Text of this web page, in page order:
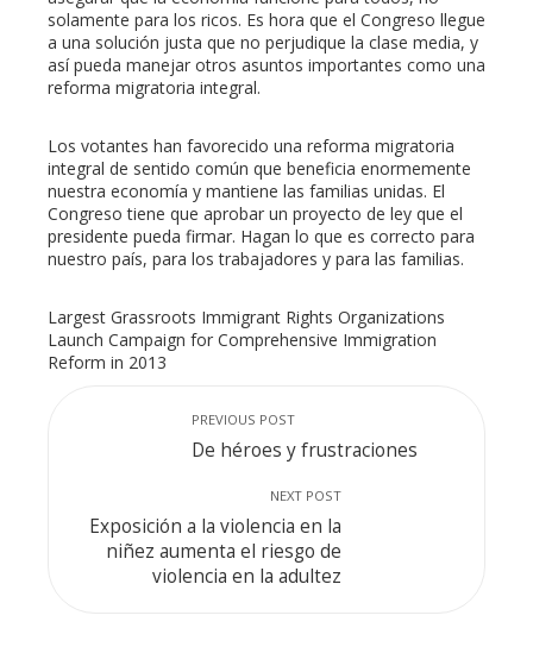
solamente para los ricos. Es hora que el Congreso llegue
a una solución justa que no perjudique la clase media, y
así pueda manejar otros asuntos importantes como una
reforma migratoria integral.
Los votantes han favorecido una reforma migratoria
integral de sentido común que beneficia enormemente
nuestra economía y mantiene las familias unidas. El
Congreso tiene que aprobar un proyecto de ley que el
presidente pueda firmar. Hagan lo que es correcto para
nuestro país, para los trabajadores y para las familias.
Largest Grassroots Immigrant Rights Organizations
Launch Campaign for Comprehensive Immigration
Reform in 2013
PREVIOUS POST
De héroes y frustraciones
NEXT POST
Exposición a la violencia en la
niñez aumenta el riesgo de
violencia en la adultez